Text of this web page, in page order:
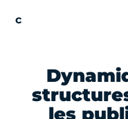
les